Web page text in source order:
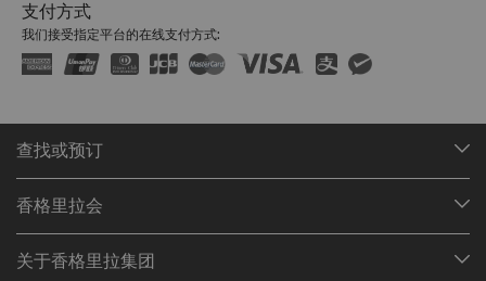
支付方式
我们接受指定平台的在线支付方式:
查找或预订
查找预订
餐厅与酒吧
香格里拉会
加入香格里拉会
关于香格里拉集团